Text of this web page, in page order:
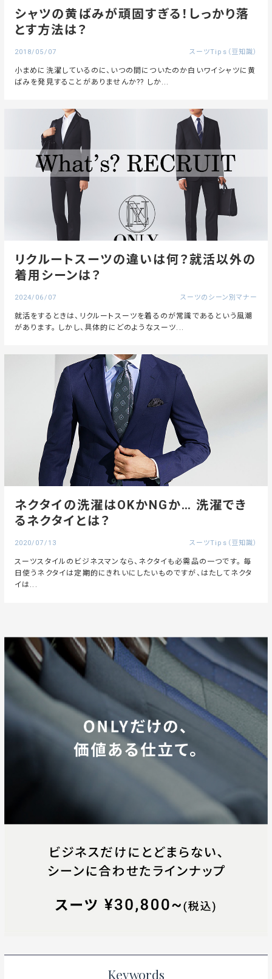
シャツの黄ばみが頑固すぎる！しっかり落
とす方法は？
2018/05/07 スーツTips（豆知識）
小まめに洗濯しているのに、いつの間についたのか白いワイシャツに黄
ばみを発見することがありませんか?? しか...
リクルートスーツの違いは何？就活以外の
着用シーンは？
2024/06/07 スーツのシーン別マナー
就活をするときは、リクルートスーツを着るのが常識であるという風潮
があります。 しかし、具体的にどのようなスーツ...
ネクタイの洗濯はOKかNGか… 洗濯でき
るネクタイとは？
2020/07/13 スーツTips（豆知識）
スーツスタイルのビジネスマンなら、ネクタイも必需品の一つです。 毎
日使うネクタイは定期的にきれいにしたいものですが、はたしてネクタ
イは...
Keywords